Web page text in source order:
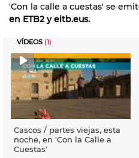
'Con la calle a cuestas' se
en ETB2 y eitb.eus.
VÍDEOS (1)
Cascos / partes viejas, esta
noche, en 'Con la Calle a
Cuestas'